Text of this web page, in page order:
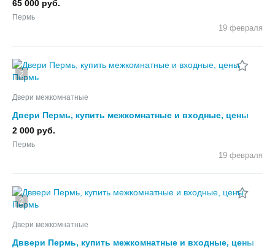
65 000 руб.
Пермь
19 февраля
2
Двери межкомнатные
Двери Пермь, купить межкомнатные и входные, цены
2 000 руб.
Пермь
19 февраля
2
Двери межкомнатные
Дввери Пермь, купить межкомнатные и входные, цены